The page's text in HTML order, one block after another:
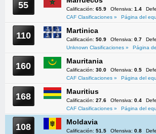
55 Calificación: 65.9 Ofensiva: 1.4
CAF Clasificaciones »
Página del
110 Martinica
Calificación: 50.9 Ofensiva: 0.7
Unknown Clasificaciones »
Página
160 Mauritania
Calificación: 30.0 Ofensiva: 0.5
CAF Clasificaciones »
Página del
168 Mauritius
Calificación: 27.6 Ofensiva: 0.4
CAF Clasificaciones »
Página del
108 Moldavia
Calificación: 51.5 Ofensiva: 0.8